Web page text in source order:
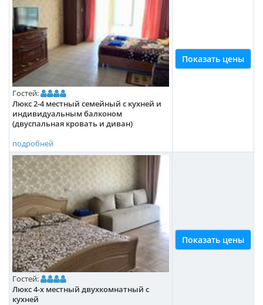
Гостей:
Люкс 2-4 местный семейный с кухней и
индивидуальным балконом
(двуспальная кровать и диван)
подробней
Показать цены
Гостей:
Люкс 4-х местный двухкомнатный с
кухней
Показать цены